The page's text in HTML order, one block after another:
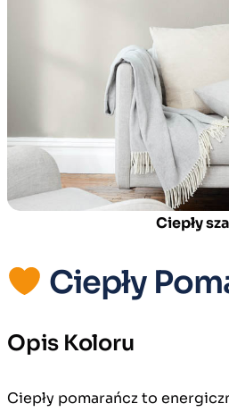
Ciepły
Ciepły
Opis Koloru
Ciepły pomarańcz to